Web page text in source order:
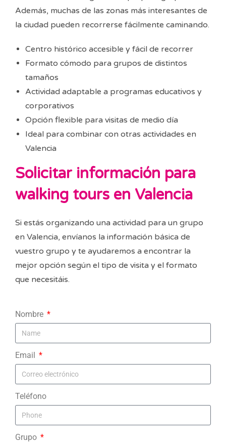
Además, muchas de las zonas más interesantes de
la ciudad pueden recorrerse fácilmente caminando.
Centro histórico accesible y fácil de recorrer
Formato cómodo para grupos de distintos
tamaños
Actividad adaptable a programas educativos y
corporativos
Opción flexible para visitas de medio día
Ideal para combinar con otras actividades en
Valencia
Solicitar información para
walking tours en Valencia
Si estás organizando una actividad para un grupo
en Valencia, envíanos la información básica de
vuestro grupo y te ayudaremos a encontrar la
mejor opción según el tipo de visita y el formato
que necesitáis.
Nombre
Email
Teléfono
Grupo